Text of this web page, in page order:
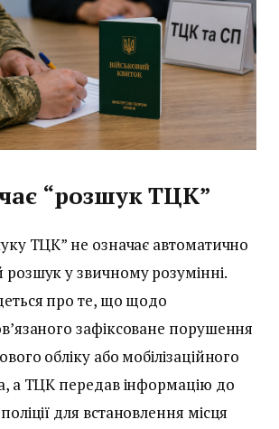
“розшук ТЦК”
ТЦК” не означає автоматично
у звичному розумінні.
про те, що щодо
зафіксоване порушення
обліку або мобілізаційного
а ТЦК передав інформацію до
для встановлення місця